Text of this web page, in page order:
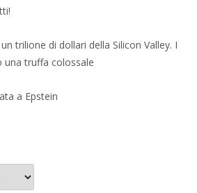
trilione di dollari della Silicon Valley. I
una truffa colossale
a Epstein